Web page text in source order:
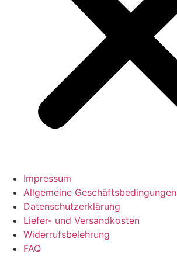
Impressum
Allgemeine Geschäftsbedingungen
Datenschutzerklärung
Liefer- und Versandkosten
Widerrufsbelehrung
FAQ